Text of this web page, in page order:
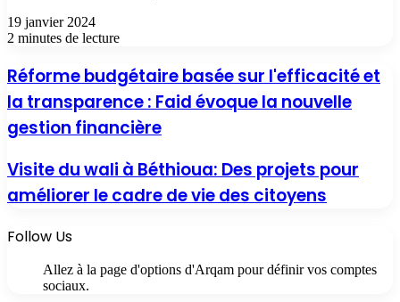
19 janvier 2024
2 minutes de lecture
Réforme budgétaire basée sur l'efficacité et
la transparence : Faid évoque la nouvelle
gestion financière
Visite du wali à Béthioua: Des projets pour
améliorer le cadre de vie des citoyens
Follow Us
Allez à la page d'options d'Arqam pour définir vos comptes
sociaux.